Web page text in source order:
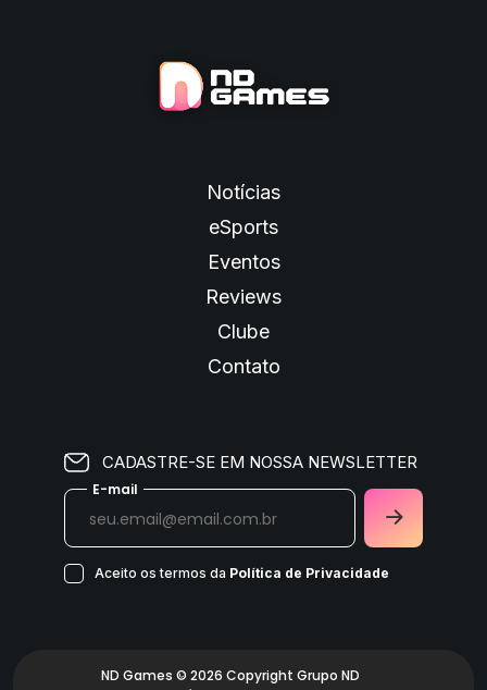
Notícias
eSports
Eventos
Reviews
Clube
Contato
CADASTRE-SE EM NOSSA NEWSLETTER
E-mail
Aceito os termos da Política de Privacidade
ND Games © 2026 Copyright Grupo ND